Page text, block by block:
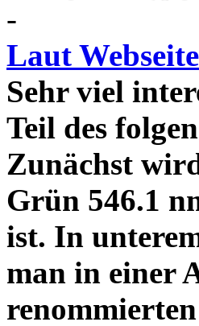
-
Laut
Sehr viel
Teil des
Zunächst
Grün 546.1
ist. In
man in einer